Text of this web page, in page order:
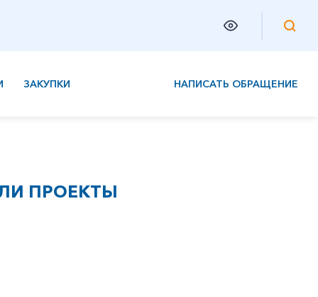
ЗАКУПКИ НАПИСАТЬ ОБРАЩЕНИЕ
ПРОЕКТЫ